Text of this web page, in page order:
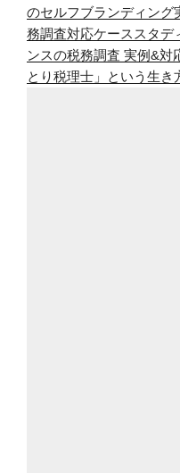
のセルフブランディング
務調査対応ケーススタデ
ンスの税務調査 実例&対
とり税理士」という生き